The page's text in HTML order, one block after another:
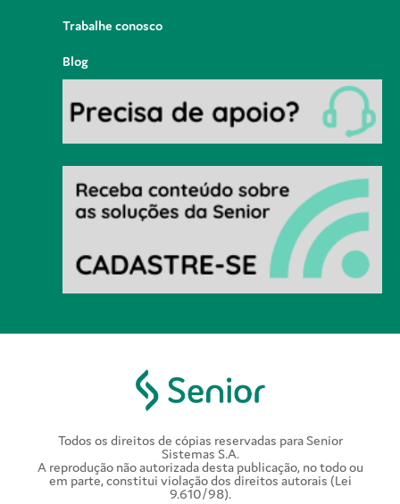
Trabalhe conosco
Blog
Todos os direitos de cópias reservadas para Senior
Sistemas S.A.
A reprodução não autorizada desta publicação, no todo ou
em parte, constitui violação dos direitos autorais (Lei
9.610/98).